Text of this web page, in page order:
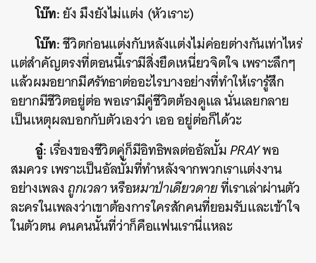
โบ๊ท:ยัง มึงยังไม่แต่ง (หัวเราะ)
โบ๊ท:ชีวิตก่อนแต่งกับหลังแต่งไม่ค่อยต่างกันเท่าไหร่
แต่สำคัญตรงที่ตอนนี้เรามีสิ่งยึดเหนี่ยวจิตใจ เพราะลึกๆ
แล้วผมอยากมีศรัทธาต่ออะไรบางอย่างที่ทำให้เรารู้สึก
อยากมีชีวิตอยู่ต่อ พอเรามีคู่ชีวิตต้องดูแล นั่นเลยกลาย
เป็นเหตุผลบอกกับตัวเองว่า เออ อยู่ต่อก็ได้วะ
อู๋:เรื่องของชีวิตคู่ก็มีอิทธิพลต่ออัลบั้มPRAYพอ
สมควร เพราะเป็นอัลบั้มที่ทำหลังจากพวกเราแต่งงาน
อย่างเพลงถูกเวลาหรือหมาป่าเดียวดายที่เราเล่าผ่านตัว
ละครในเพลงว่าเขาต้องการใครสักคนที่ยอมรับและเข้าใจ
ในตัวตน คนคนนั้นที่ว่าก็คือแฟนเรานี่แหละ